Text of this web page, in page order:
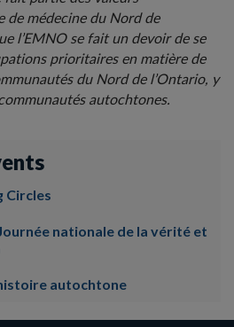
de médecine du Nord de
l’EMNO se fait un devoir de se
prioritaires en matière de
du Nord de l’Ontario, y
autochtones.
Circles
nationale de la vérité et
autochtone